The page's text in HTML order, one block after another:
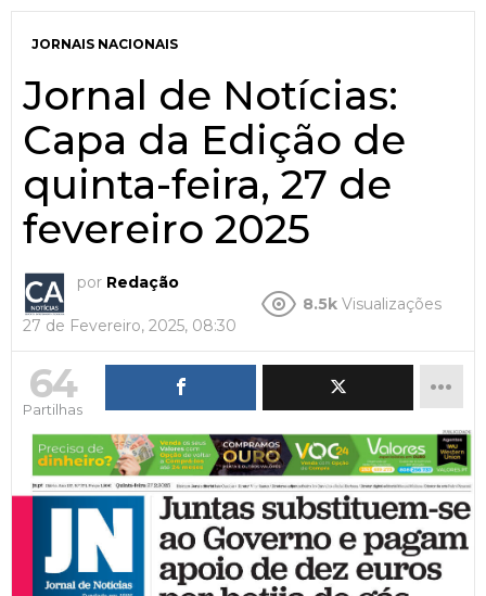
JORNAIS NACIONAIS
Jornal de Notícias:
Capa da Edição de
quinta-feira, 27 de
fevereiro 2025
por Redação
27 de Fevereiro, 2025, 08:30
8.5k Visualizações
64
Partilhas